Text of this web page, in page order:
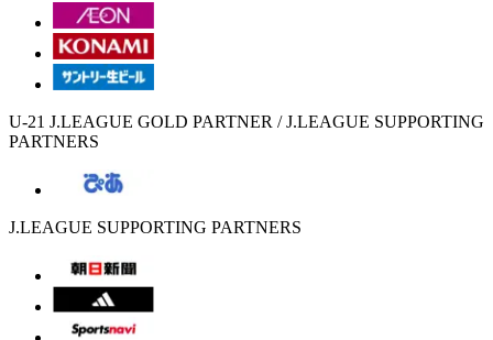
U-21 J.LEAGUE GOLD PARTNER / J.LEAGUE SUPPORTING
PARTNERS
J.LEAGUE SUPPORTING PARTNERS